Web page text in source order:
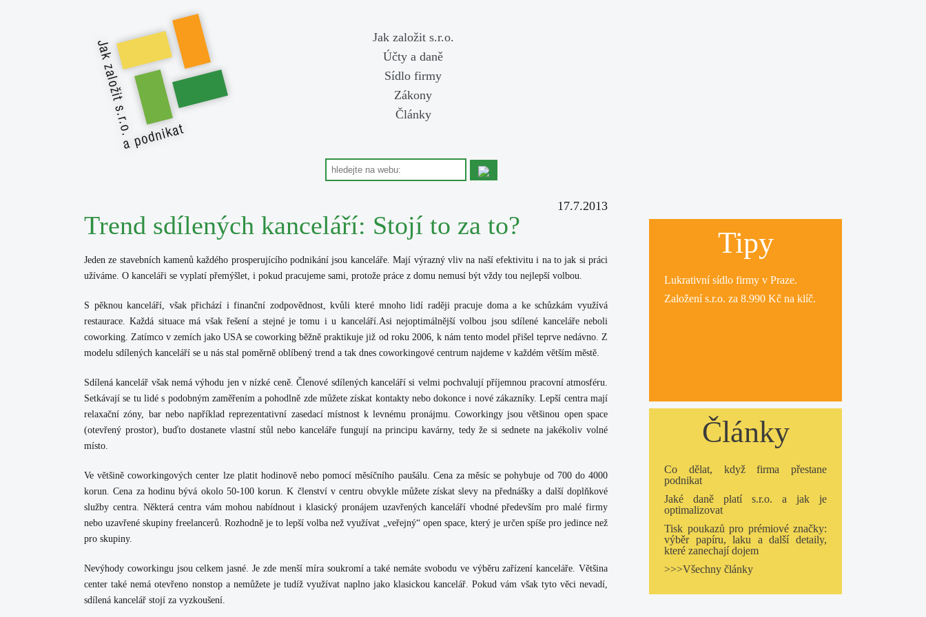
Jak založit s.r.o.
Účty a daně
Sídlo firmy
Zákony
Články
Trend sdílených kanceláří: Stojí to za to?
17.7.2013
Jeden ze stavebních kamenů každého prosperujícího podnikání jsou kanceláře. Mají výrazný vliv na naší efektivitu i na to jak si práci
užíváme. O kanceláři se vyplatí přemýšlet, i pokud pracujeme sami, protože práce z domu nemusí být vždy tou nejlepší volbou.
S pěknou kanceláří, však přichází i finanční zodpovědnost, kvůli které mnoho lidí raději pracuje doma a ke schůzkám využívá
restaurace. Každá situace má však řešení a stejné je tomu i u kanceláří.Asi nejoptimálnější volbou jsou sdílené kanceláře neboli
coworking. Zatímco v zemích jako USA se coworking běžně praktikuje již od roku 2006, k nám tento model přišel teprve nedávno. Z
modelu sdílených kanceláří se u nás stal poměrně oblíbený trend a tak dnes coworkingové centrum najdeme v každém větším městě.
Sdílená kancelář však nemá výhodu jen v nízké ceně. Členové sdílených kanceláří si velmi pochvalují příjemnou pracovní atmosféru.
Setkávají se tu lidé s podobným zaměřením a pohodlně zde můžete získat kontakty nebo dokonce i nové zákazníky. Lepší centra mají
relaxační zóny, bar nebo například reprezentativní zasedací místnost k levnému pronájmu. Coworkingy jsou většinou open space
(otevřený prostor), buďto dostanete vlastní stůl nebo kanceláře fungují na principu kavárny, tedy že si sednete na jakékoliv volné
místo.
Ve většině coworkingových center lze platit hodinově nebo pomocí měsíčního paušálu. Cena za měsíc se pohybuje od 700 do 4000
korun. Cena za hodinu bývá okolo 50-100 korun. K členství v centru obvykle můžete získat slevy na přednášky a další doplňkové
služby centra. Některá centra vám mohou nabídnout i klasický pronájem uzavřených kanceláří vhodné především pro malé firmy
nebo uzavřené skupiny freelancerů. Rozhodně je to lepší volba než využívat „veřejný“ open space, který je určen spíše pro jedince než
pro skupiny.
Nevýhody coworkingu jsou celkem jasné. Je zde menší míra soukromí a také nemáte svobodu ve výběru zařízení kanceláře. Většina
center také nemá otevřeno nonstop a nemůžete je tudíž využívat naplno jako klasickou kancelář. Pokud vám však tyto věci nevadí,
sdílená kancelář stojí za vyzkoušení.
Tipy
Lukrativnísídlo firmy v Praze.
Založení s.r.o. za 8.990 Kč na klíč.
Články
Co dělat, když firma přestane
podnikat
Jaké daně platí s.r.o. a jak je
optimalizovat
Tisk poukazů pro prémiové značky:
výběr papíru, laku a další detaily,
které zanechají dojem
>>>Všechny články